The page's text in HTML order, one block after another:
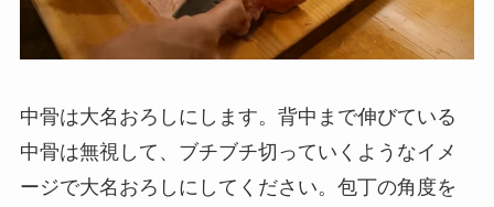
中骨は大名おろしにします。背中まで伸びている
中骨は無視して、ブチブチ切っていくようなイメ
ージで大名おろしにしてください。包丁の角度を